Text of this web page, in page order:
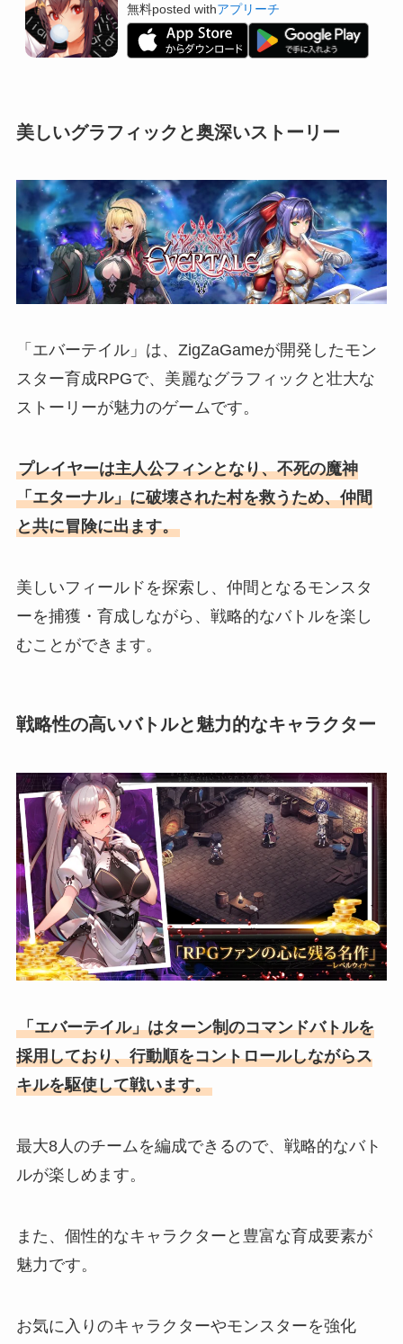
無料posted withアプリーチ
美しいグラフィックと奥深いストーリー
「エバーテイル」は、ZigZaGameが開発したモン
スター育成RPGで、美麗なグラフィックと壮大な
ストーリーが魅力のゲームです。
プレイヤーは主人公フィンとなり、不死の魔神
「エターナル」に破壊された村を救うため、仲間
と共に冒険に出ます。
美しいフィールドを探索し、仲間となるモンスタ
ーを捕獲・育成しながら、戦略的なバトルを楽し
むことができます。
戦略性の高いバトルと魅力的なキャラクター
「エバーテイル」はターン制のコマンドバトルを
採用しており、行動順をコントロールしながらス
キルを駆使して戦います。
最大8人のチームを編成できるので、戦略的なバト
ルが楽しめます。
また、個性的なキャラクターと豊富な育成要素が
魅力です。
お気に入りのキャラクターやモンスターを強化